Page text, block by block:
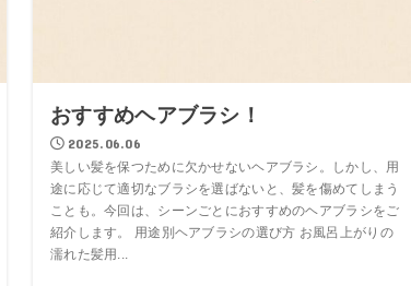
おすすめヘアブラシ！
2025.06.06
美しい髪を保つために欠かせないヘアブラシ。しかし、用
途に応じて適切なブラシを選ばないと、髪を傷めてしまう
ことも。今回は、シーンごとにおすすめのヘアブラシをご
紹介します。 用途別ヘアブラシの選び方 お風呂上がりの
濡れた髪用...